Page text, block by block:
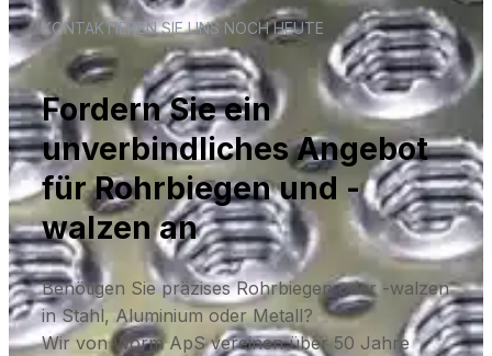
KONTAKTIEREN SIE UNS NOCH HEUTE
Fordern Sie ein
unverbindliches Angebot
für Rohrbiegen und -
walzen an
Benötigen Sie präzises Rohrbiegen oder -walzen
in Stahl, Aluminium oder Metall?
Wir von Worm ApS vereinen über 50 Jahre